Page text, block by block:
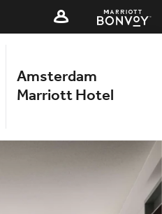
Amsterdam
Marriott Hotel